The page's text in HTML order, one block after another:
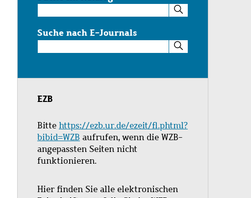
im
Katalog
Suche nach E-Journals
nach
Journals
EZB
Bitte https://ezb.ur.de/ezeit/fl.phtml?
bibid=WZB aufrufen, wenn die WZB-
angepassten Seiten nicht
funktionieren.
Hier finden Sie alle elektronischen